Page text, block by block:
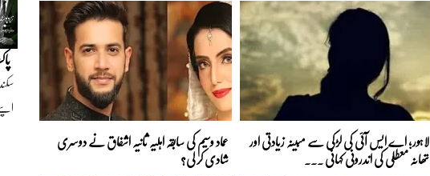
لاہور؛ اے ایس آئی کی لڑکی سے مبینہ زیادتی اور
تھانہ معطلی کی اندرونی کہانی ...
عماد وسیم کی سابقہ اہلیہ ثانیہ اشفاق نے دوسری
شادی کر لی؟